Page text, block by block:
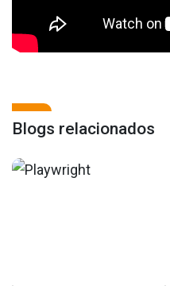
Blogs relacionados